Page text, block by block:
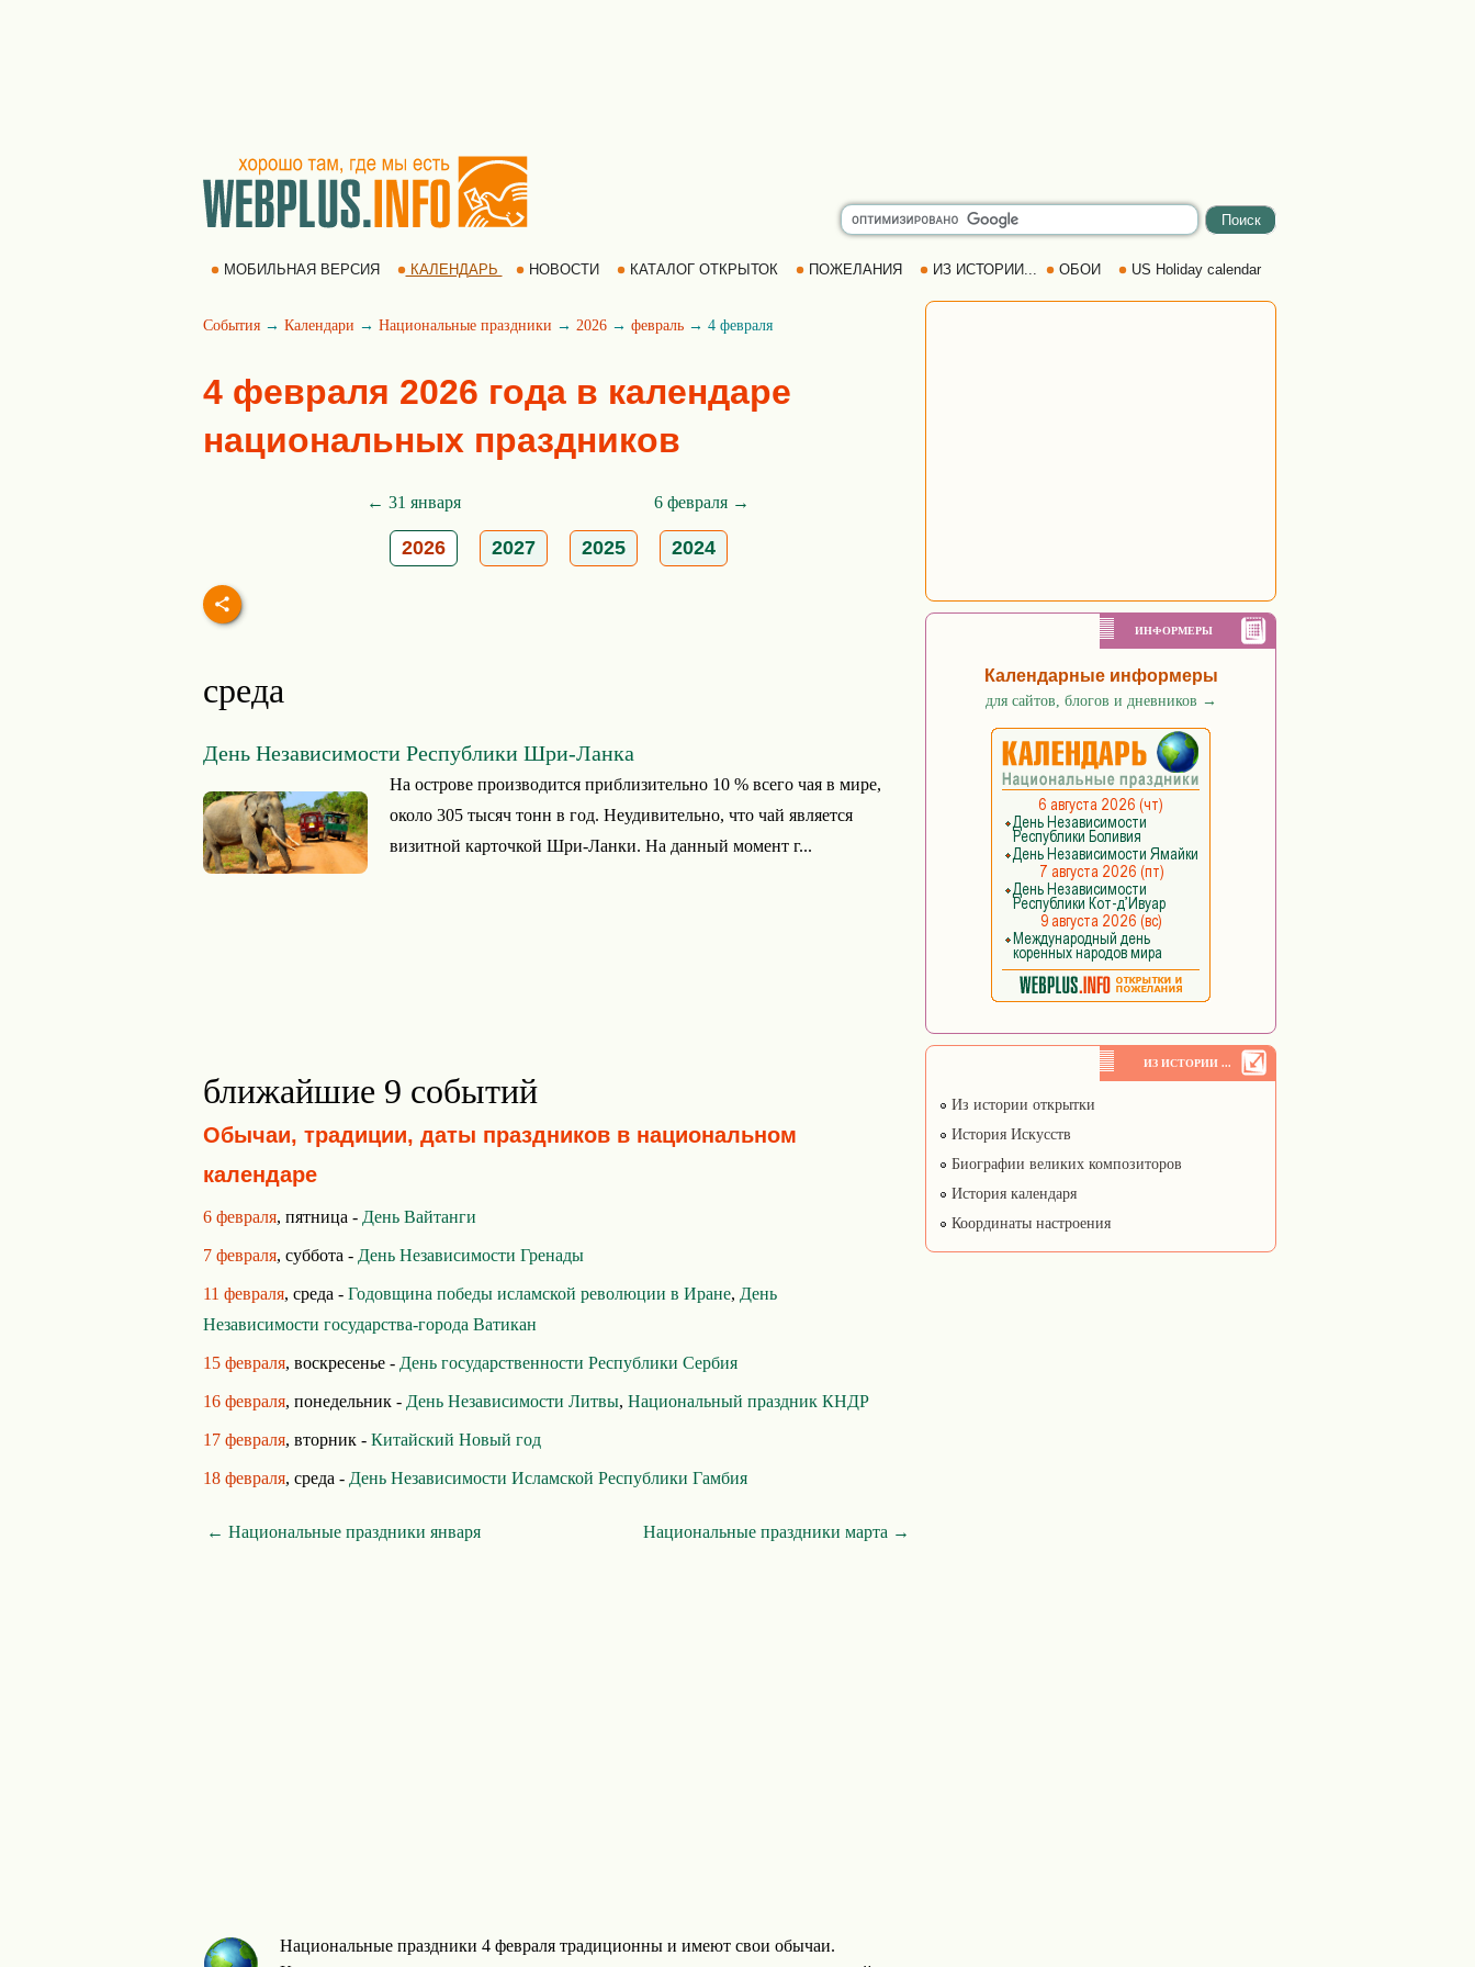
МОБИЛЬНАЯ ВЕРСИЯ КАЛЕНДАРЬ НОВОСТИ КАТАЛОГ ОТКРЫТОК ПОЖЕЛАНИЯ ИЗ ИСТОРИИ... ОБОИ US Holiday calendar
События → Календари → Национальные праздники → 2026 → февраль → 4 февраля
4 февраля 2026 года в календаре
национальных праздников
← 31 января 6 февраля →
2026 2027 2025 2024
среда
День Независимости Республики Шри-Ланка
На острове производится приблизительно 10 % всего чая в мире,
около 305 тысяч тонн в год. Неудивительно, что чай является
визитной карточкой Шри-Ланки. На данный момент г...
ближайшие 9 событий
Обычаи, традиции, даты праздников в национальном
календаре
6 февраля, пятница - День Вайтанги
7 февраля, суббота - День Независимости Гренады
11 февраля, среда - Годовщина победы исламской революции в Иране, День
Независимости государства-города Ватикан
15 февраля, воскресенье - День государственности Республики Сербия
16 февраля, понедельник - День Независимости Литвы, Национальный праздник КНДР
17 февраля, вторник - Китайский Новый год
18 февраля, среда - День Независимости Исламской Республики Гамбия
← Национальные праздники января Национальные праздники марта →
Национальные праздники 4 февраля традиционны и имеют свои обычаи.
ИНФОРМЕРЫ
Календарные информеры
для сайтов, блогов и дневников →
ИЗ ИСТОРИИ ...
Из истории открытки
История Искусств
Биографии великих композиторов
История календаря
Координаты настроения